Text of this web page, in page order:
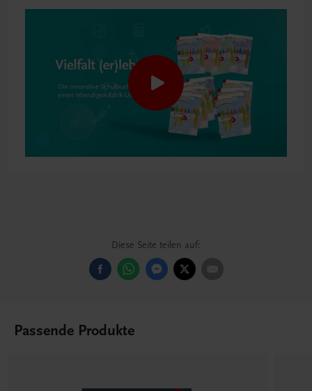
Diese Seite teilen auf:
Passende Produkte